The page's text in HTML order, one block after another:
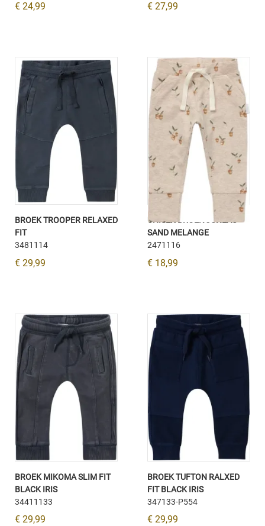
€ 24,99 € 27,99
BROEK TROOPER RELAXED
FIT
3481114
€ 29,99
UNISEX BROEK JUNEAU
SAND MELANGE
2471116
€ 18,99
BROEK MIKOMA SLIM FIT
BLACK IRIS
34411133
€ 29,99
BROEK TUFTON RALXED
FIT BLACK IRIS
347133-P554
€ 29,99